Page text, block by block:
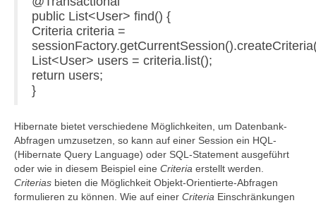
public List<User> find() {
Criteria criteria =
List<User> users = criteria.list();
return users;
}
Hibernate bietet verschiedene Möglichkeiten, um Datenbank-
Abfragen umzusetzen, so kann auf einer Session ein HQL-
(Hibernate Query Language) oder SQL-Statement ausgeführt
oder wie in diesem Beispiel eine Criteria erstellt werden.
Criterias bieten die Möglichkeit Objekt-Orientierte-Abfragen
formulieren zu können. Wie auf einer Criteria Einschränkungen